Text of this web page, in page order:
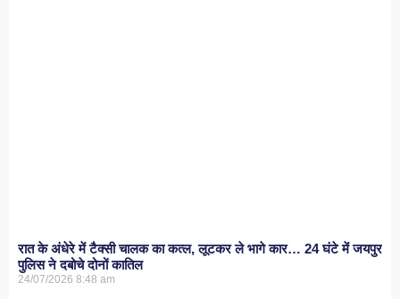
रात के अंधेरे में टैक्सी चालक का कत्ल, लूटकर ले भागे कार… 24 घंटे में जयपुर
पुलिस ने दबोचे दोनों कातिल
24/07/2026 8:48 am